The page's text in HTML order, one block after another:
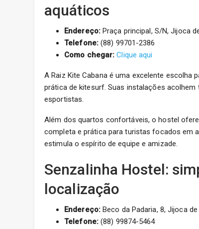
aquáticos
Endereço:Praça principal, S/N, Jijoca
Telefone:(88) 99701-2386
Como chegar: Clique aqui
A Raiz Kite Cabana é uma excelente escolha
prática de kitesurf. Suas instalações
esportistas.
Além dos quartos confortáveis, o hostel
completa e prática para turistas focados em
estimula o espírito de equipe e amizade.
Senzalinha Hostel:
localização
Endereço:Beco da Padaria, 8, Jijoca
Telefone:(88) 99874-5464